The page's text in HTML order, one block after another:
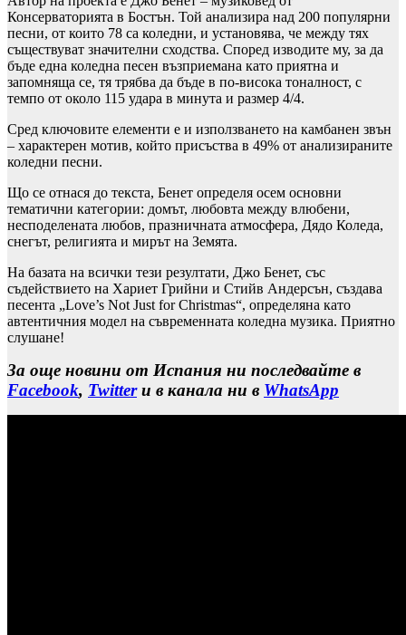
Консерваторията в Бостън. Той анализира над 200 популярни
песни, от които 78 са коледни, и установява, че между тях
съществуват значителни сходства. Според изводите му, за да
бъде една коледна песен възприемана като приятна и
запомняща се, тя трябва да бъде в по-висока тоналност, с
темпо от около 115 удара в минута и размер 4/4.
Сред ключовите елементи е и използването на камбанен звън
– характерен мотив, който присъства в 49% от анализираните
коледни песни.
Що се отнася до текста, Бенет определя осем основни
тематични категории: домът, любовта между влюбени,
несподелената любов, празничната атмосфера, Дядо Коледа,
снегът, религията и мирът на Земята.
На базата на всички тези резултати, Джо Бенет, със
съдействието на Хариет Грийни и Стийв Андерсън, създава
песента „Love’s Not Just for Christmas“, определяна като
автентичния модел на съвременната коледна музика. Приятно
слушане!
За още новини от Испания ни последвайте в
Facebook, Twitterи в канала ни в WhatsApp